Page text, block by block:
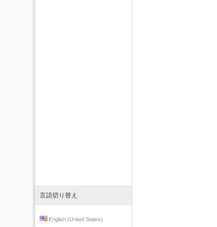
言語切り替え
English (United States)